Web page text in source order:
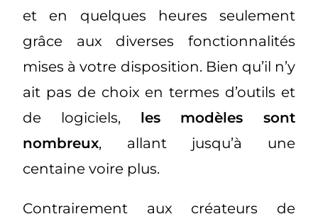
et en quelques heures seulement
grâce aux diverses fonctionnalités
mises à votre disposition. Bien qu’il n’y
ait pas de choix en termes d’outils et
de logiciels, les modèles sont
nombreux, allant jusqu’à une
centaine voire plus.
Contrairement aux créateurs de